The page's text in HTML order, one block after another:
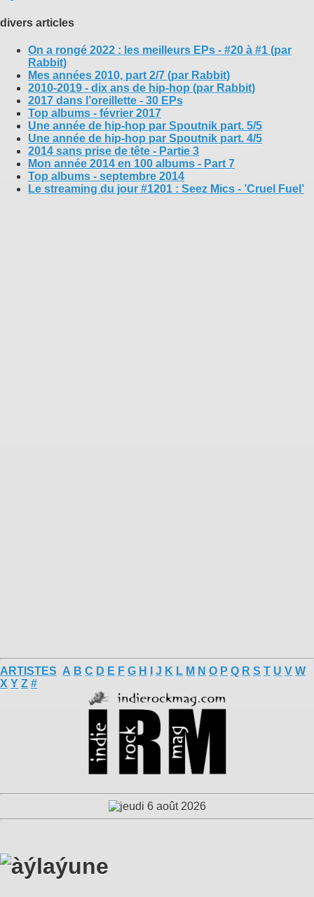
divers articles
On a rongé 2022 : les meilleurs EPs - #20 à #1 (par
Rabbit)
Mes années 2010, part 2/7 (par Rabbit)
2010-2019 - dix ans de hip-hop (par Rabbit)
2017 dans l’oreillette - 30 EPs
Top albums - février 2017
Une année de hip-hop par Spoutnik part. 5/5
Une année de hip-hop par Spoutnik part. 4/5
2014 sans prise de tête - Partie 3
Mon année 2014 en 100 albums - Part 7
Top albums - septembre 2014
Le streaming du jour #1201 : Seez Mics - ’Cruel Fuel’
ARTISTES A B C D E F G H J K L M N O P Q R S T U V W
X Y Z #